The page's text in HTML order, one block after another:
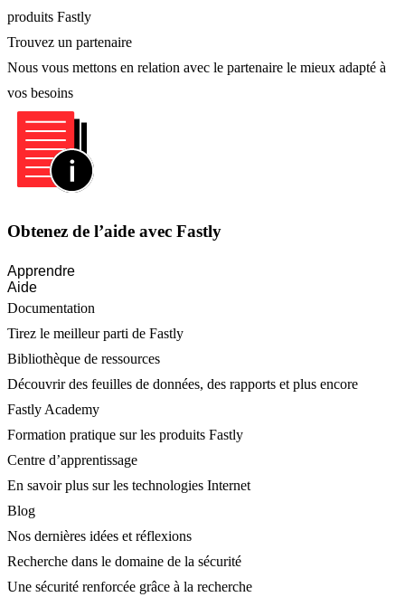
produits Fastly
Trouvez un partenaire
Nous vous mettons en relation avec le partenaire le mieux adapté à
vos besoins
Obtenez de l’aide avec Fastly
Apprendre
Aide
Documentation
Tirez le meilleur parti de Fastly
Bibliothèque de ressources
Découvrir des feuilles de données, des rapports et plus encore
Fastly Academy
Formation pratique sur les produits Fastly
Centre d’apprentissage
En savoir plus sur les technologies Internet
Blog
Nos dernières idées et réflexions
Recherche dans le domaine de la sécurité
Une sécurité renforcée grâce à la recherche